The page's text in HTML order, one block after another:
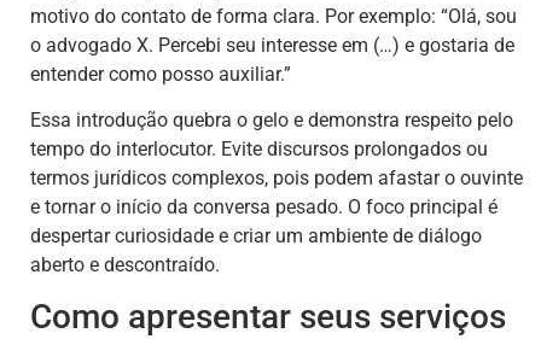
motivo do contato de forma clara. Por exemplo: “Olá, sou
o advogado X. Percebi seu interesse em (…) e gostaria de
entender como posso auxiliar.”
Essa introdução quebra o gelo e demonstra respeito pelo
tempo do interlocutor. Evite discursos prolongados ou
termos jurídicos complexos, pois podem afastar o ouvinte
e tornar o início da conversa pesado. O foco principal é
despertar curiosidade e criar um ambiente de diálogo
aberto e descontraído.
Como apresentar seus serviços